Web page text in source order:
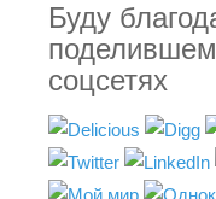
Буду
соцсетях